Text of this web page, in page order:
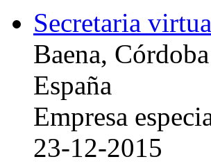
Secretaria
Baena,
España
Empresa
23-12-2015